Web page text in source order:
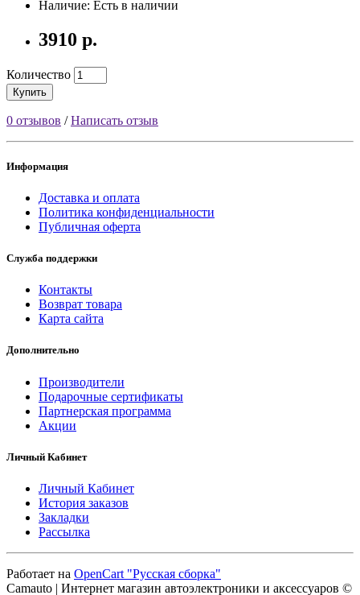
Наличие: Есть в наличии
3910 р.
Количество
Купить
0 отзывов /Написать отзыв
Информация
Доставка и оплата
Политика конфиденциальности
Публичная оферта
Служба поддержки
Контакты
Возврат товара
Карта сайта
Дополнительно
Производители
Подарочные сертификаты
Партнерская программа
Акции
Личный Кабинет
Личный Кабинет
История заказов
Закладки
Рассылка
Работает на OpenCart "Русская сборка"
Camauto | Интернет магазин автоэлектроники и аксессуаров ©